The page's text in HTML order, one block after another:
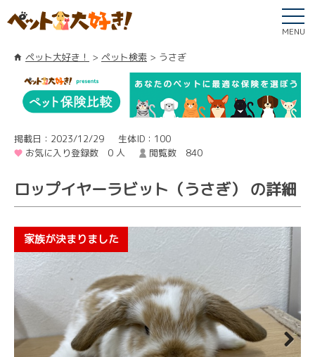
MENU
ペット大好き！ ペット検索 うさぎ
掲載日：2023/12/29
生体ID：100
お気に入り登録数 0 人
閲覧数 840
ロップイヤーラビット（うさぎ） の詳細